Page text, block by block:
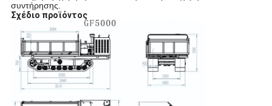
συντήρησης.
Σχέδιο προϊόντος